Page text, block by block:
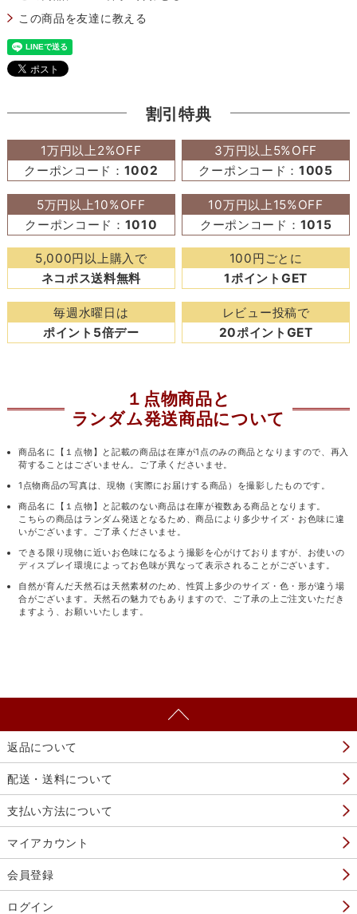
この商品を友達に教える
割引特典
1万円以上2%OFF
クーポンコード： 1002
3万円以上5%OFF
クーポンコード：1005
5万円以上10%OFF
クーポンコード： 1010
10万円以上15%OFF
クーポンコード： 1015
5,000円以上購入で
ネコポス送料無料
100円ごとに
1ポイントGET
毎週水曜日は
ポイント5倍デー
レビュー投稿で
20ポイントGET
１点物商品と
ランダム発送商品について
商品名に【１点物】と記載の商品は在庫が1点のみの商品となりますので、再入
荷することはございません。ご了承くださいませ。
1点物商品の写真は、現物（実際にお届けする商品）を撮影したものです。
商品名に【１点物】と記載のない商品は在庫が複数ある商品となります。
こちらの商品はランダム発送となるため、商品により多少サイズ・お色味に違
いがございます。ご了承くださいませ。
できる限り現物に近いお色味になるよう撮影を心がけておりますが、お使いの
ディスプレイ環境によってお色味が異なって表示されることがございます。
自然が育んだ天然石は天然素材のため、性質上多少のサイズ・色・形が違う場
合がございます。天然石の魅力でもありますので、ご了承の上ご注文いただき
ますよう、お願いいたします。
返品について
配送・送料について
支払い方法について
マイアカウント
会員登録
ログイン